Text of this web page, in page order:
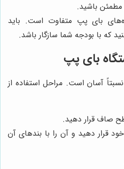
مطمئن باشید.
بای پپ متفاوت است. باید
که با بودجه شما سازگار باشد.
بای پپ
آسان است. مراحل استفاده از
صاف قرار دهید.
قرار دهید و آن را با بندهای آن